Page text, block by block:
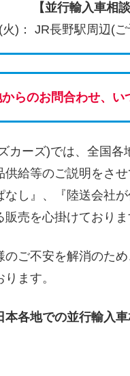
【並行輸入車相
)： JR長野駅周辺(
らのお問合わせ、い
カーズ)では、全国
給等のご説明をさ
し』、『陸送会社
売を心掛けておりま
ご不安を解消のた
ます。
各地での並行輸入